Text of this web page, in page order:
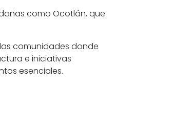
como Ocotlán, que
comunidades donde
e iniciativas
esenciales.